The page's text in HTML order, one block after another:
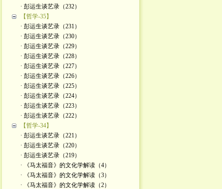
· 彭运生谈艺录（232）
【哲学-35】
· 彭运生谈艺录（231）
· 彭运生谈艺录（230）
· 彭运生谈艺录（229）
· 彭运生谈艺录（228）
· 彭运生谈艺录（227）
· 彭运生谈艺录（226）
· 彭运生谈艺录（225）
· 彭运生谈艺录（224）
· 彭运生谈艺录（223）
· 彭运生谈艺录（222）
【哲学-34】
· 彭运生谈艺录（221）
· 彭运生谈艺录（220）
· 彭运生谈艺录（219）
· 《马太福音》的文化学解读（4）
· 《马太福音》的文化学解读（3）
· 《马太福音》的文化学解读（2）